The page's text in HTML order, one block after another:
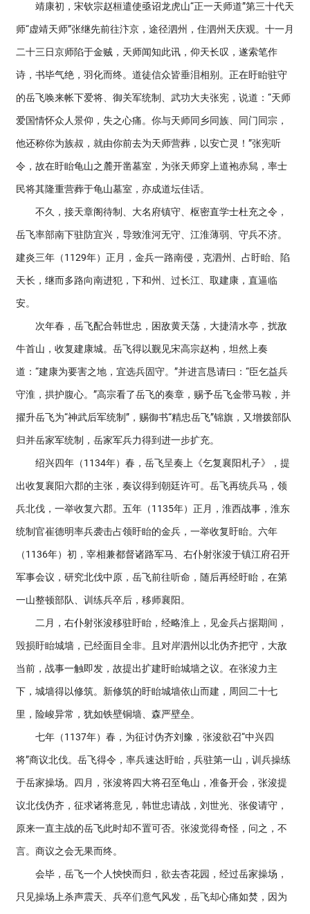
靖康初，宋钦宗赵桓遣使亟诏龙虎山“正一天师道”第三十代天
师“虚靖天师”张继先前往汴京，途径泗州，住泗州天庆观。十一月
二十三日京师陷于金贼，天师闻知此讯，仰天长叹，遂索笔作
诗，书毕气绝，羽化而终。道徒信众皆垂泪相别。正在盱眙驻守
的岳飞唤来帐下爱将、御关军统制、武功大夫张宪，说道：“天师
爱国情怀众人景仰，失之心痛。你与天师同乡同族、同门同宗，
他还称你为族叔，就由你前去为天师营葬，以安亡灵！”张宪听
令，故在盱眙龟山之麓开凿墓室，为张天师穿上道袍赤舃，率士
民将其隆重营葬于龟山墓室，亦成道坛佳话。
不久，接天章阁待制、大名府镇守、枢密直学士杜充之令，
岳飞率部南下驻防宜兴，导致淮河无守、江淮薄弱、守兵不济。
建炎三年（1129年）正月，金兵一路南侵，克泗州、占盱眙、陷
天长，继而多路向南进犯，下和州、过长江、取建康，直逼临
安。
次年春，岳飞配合韩世忠，困敌黄天荡，大捷清水亭，扰敌
牛首山，收复建康城。岳飞得以觐见宋高宗赵构，坦然上奏
道：“建康为要害之地，宜选兵固守。”并进言恳请曰：“臣乞益兵
守淮，拱护腹心。”高宗看了岳飞的奏章，赐予岳飞金带马鞍，并
擢升岳飞为“神武后军统制”，赐御书“精忠岳飞”锦旗，又增拨部队
归并岳家军统制，岳家军兵力得到进一步扩充。
绍兴四年（1134年）春，岳飞呈奏上《乞复襄阳札子》，提
出收复襄阳六郡的主张，奏议得到朝廷许可。岳飞再统兵马，领
兵北伐，一举收复六郡。五年（1135年）正月，淮西战事，淮东
统制官崔德明率兵袭击占领盱眙的金兵，一举收复盱眙。六年
（1136年）初，宰相兼都督诸路军马、右仆射张浚于镇江府召开
军事会议，研究北伐中原，岳飞前往听命，随后再经盱眙，在第
一山整顿部队、训练兵卒后，移师襄阳。
二月，右仆射张浚移驻盱眙，经略淮上，见金兵占据期间，
毁损盱眙城墙，已经面目全非。且对岸泗州以北伪齐把守，大敌
当前，战事一触即发，故提出扩建盱眙城墙之议。在张浚力主
下，城墙得以修筑。新修筑的盱眙城墙依山而建，周回二十七
里，险峻异常，犹如铁壁铜墙、森严壁垒。
七年（1137年）春，为征讨伪齐刘豫，张浚欲召“中兴四
将”商议北伐。岳飞得令，率兵速达盱眙，兵驻第一山，训兵操练
于岳家操场。四月，张浚将四大将召至龟山，准备开会，张浚提
议北伐伪齐，征求诸将意见，韩世忠请战，刘世光、张俊请守，
原来一直主战的岳飞此时却不置可否。张浚觉得奇怪，问之，不
言。商议之会无果而终。
会毕，岳飞一个人怏怏而归，欲去杏花园，经过岳家操场，
只见操场上杀声震天、兵卒们意气风发，岳飞却心痛如焚，因为